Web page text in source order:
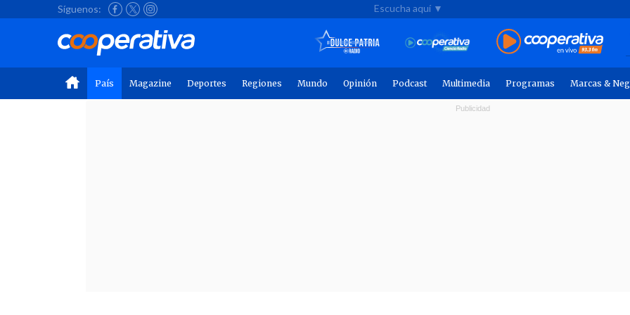
Síguenos: Escucha aquí ▼
País Magazine Deportes Regiones Mundo Opinión Podcast Multimedia Programas Marcas &